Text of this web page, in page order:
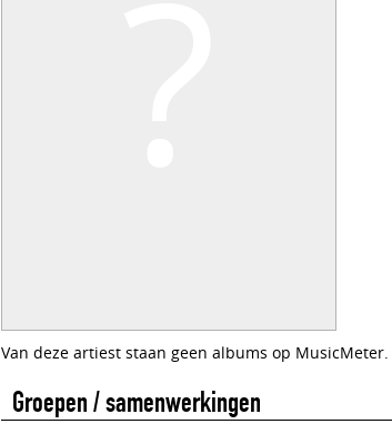
Van deze artiest staan geen albums op MusicMeter.
Groepen / samenwerkingen